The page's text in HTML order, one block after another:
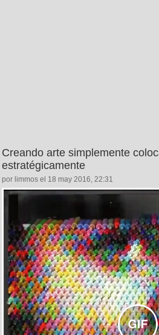
Creando arte simplemente
estratégicamente
por limmos el 18 may 2016, 22:31